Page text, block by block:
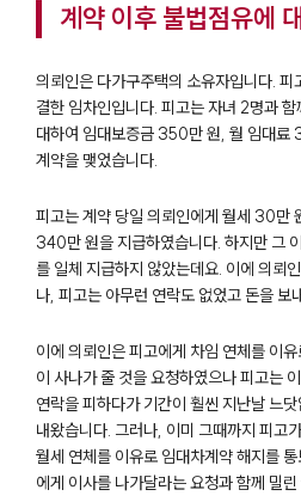
계약 이후 불법점유에
의뢰인은 다가구주택의 소유자입니다.
결한 임차인입니다. 피고는 자녀 2명과
대하여 임대보증금 350만 원, 월 임대료
계약을 맺었습니다.
피고는 계약 당일 의뢰인에게 월세 30만
340만 원을 지급하였습니다. 하지만 그
를 일체 지급하지 않았는데요. 이에 의뢰
나, 피고는 아무런 연락도 없었고 돈을 보
이에 의뢰인은 피고에게 차임 연체를 이
이 사나가 줄 것을 요청하였으나 피고는
연락을 피하다가 기간이 훨씬 지난날 느
내왔습니다. 그러나, 이미 그때까지 피고
월세 연체를 이유로 임대차계약 해지를
에게 이사를 나가달라는 요청과 함께 밀